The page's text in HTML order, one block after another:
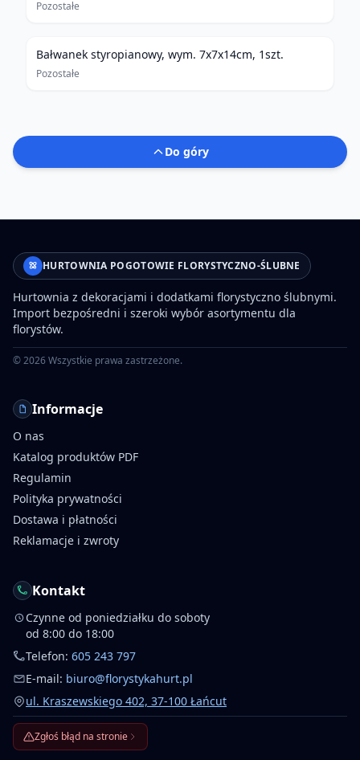
Pozostałe
Bałwanek styropianowy, wym. 7x7x14cm, 1szt.
Pozostałe
Do góry
HURTOWNIA POGOTOWIE FLORYSTYCZNO-ŚLUBNE
Hurtownia z dekoracjami i dodatkami florystyczno ślubnymi.
Import bezpośredni i szeroki wybór asortymentu dla
florystów.
©2026Wszystkie prawa zastrzeżone.
Informacje
O nas
Katalog produktów PDF
Regulamin
Polityka prywatności
Dostawa i płatności
Reklamacje i zwroty
Kontakt
Czynne od poniedziałku do soboty
od 8:00 do 18:00
Telefon: 605 243 797
E-mail: biuro@florystykahurt.pl
ul. Kraszewskiego 402, 37-100 Łańcut
Zgłoś błąd na stronie